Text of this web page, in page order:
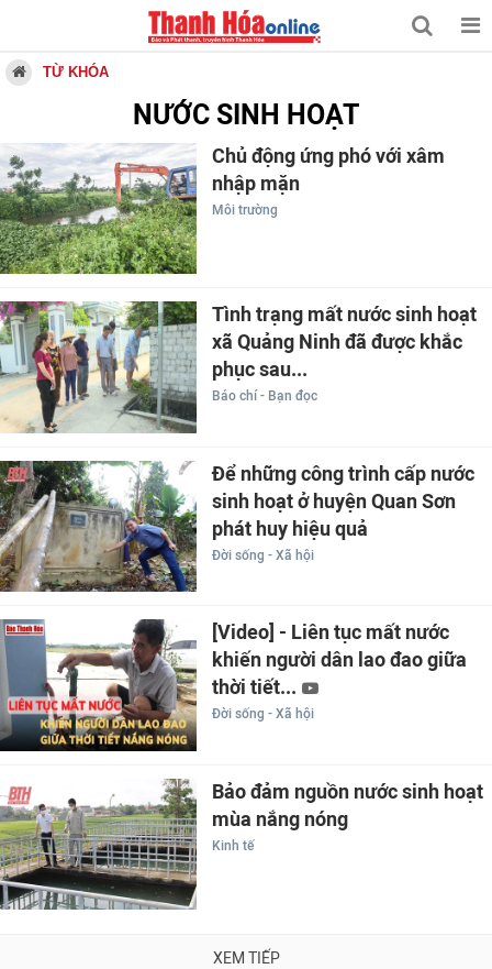
TỪ KHÓA
NƯỚC SINH HOẠT
Chủ động ứng phó với xâm
nhập mặn
Môi trường
Tình trạng mất nước sinh hoạt
xã Quảng Ninh đã được khắc
phục sau...
Báo chí - Bạn đọc
Để những công trình cấp nước
sinh hoạt ở huyện Quan Sơn
phát huy hiệu quả
Đời sống - Xã hội
[Video] - Liên tục mất nước
khiến người dân lao đao giữa
thời tiết...
Đời sống - Xã hội
Bảo đảm nguồn nước sinh hoạt
mùa nắng nóng
Kinh tế
XEM TIẾP